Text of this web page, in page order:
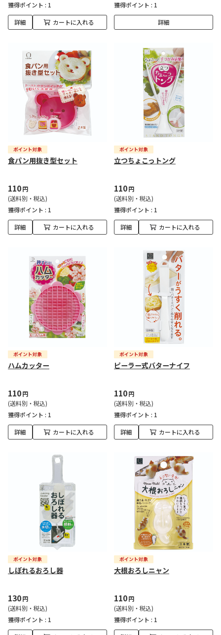
獲得ポイント : 1
詳細 カートに入れる
獲得ポイント : 1
詳細
食パン用抜き型セット
110円
(送料別・税込)
獲得ポイント : 1
詳細 カートに入れる
立つちょこっトング
110円
(送料別・税込)
獲得ポイント : 1
詳細 カートに入れる
ハムカッター
110円
(送料別・税込)
獲得ポイント : 1
詳細 カートに入れる
ピーラー式バターナイフ
110円
(送料別・税込)
獲得ポイント : 1
詳細 カートに入れる
しぼれるおろし器
130円
(送料別・税込)
獲得ポイント : 1
大根おろしニャン
110円
(送料別・税込)
獲得ポイント : 1